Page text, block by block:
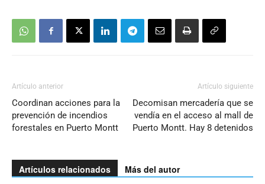
Artículo anterior
Coordinan acciones para la
prevención de incendios
forestales en Puerto Montt
Artículo siguiente
Decomisan mercadería que se
vendía en el acceso al mall de
Puerto Montt. Hay 8 detenidos
Artículos relacionados Más del autor